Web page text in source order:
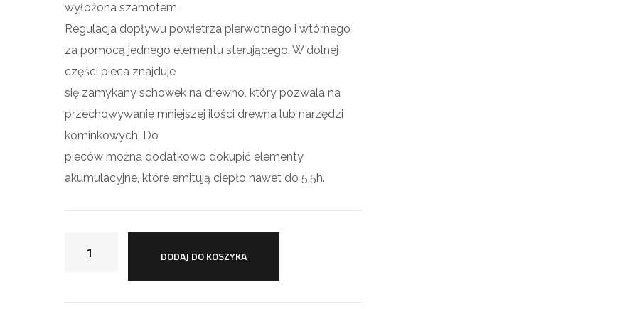
wyłożona szamotem.
Regulacja dopływu powietrza pierwotnego i wtórnego
za pomocą jednego elementu sterującego. W dolnej
części pieca znajduje
się zamykany schowek na drewno, który pozwala na
przechowywanie mniejszej ilości drewna lub narzędzi
kominkowych. Do
pieców można dodatkowo dokupić elementy
akumulacyjne, które emitują ciepło nawet do 5,5h.
DODAJ DO KOSZYKA